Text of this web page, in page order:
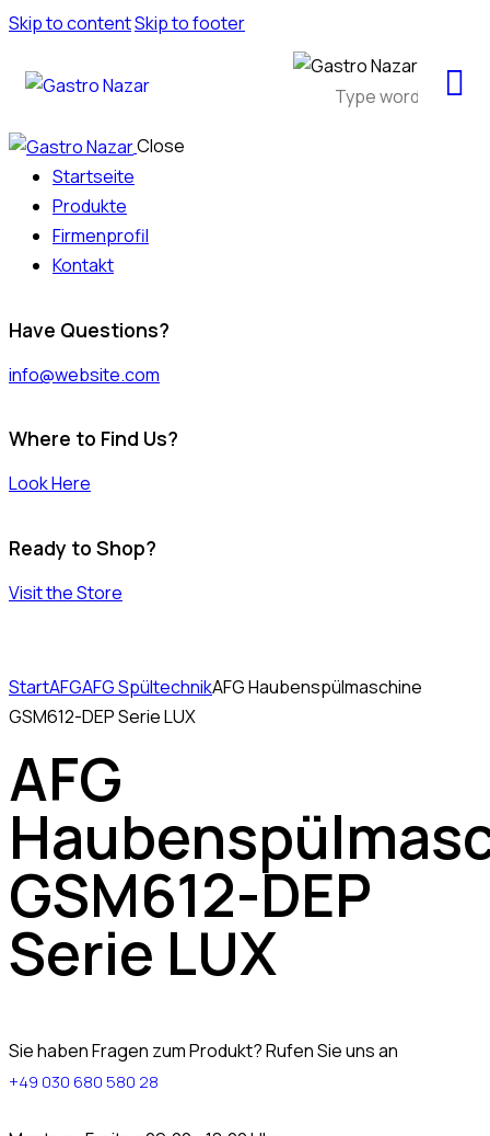
Skip to contentSkip to footer
Close
Startseite
Produkte
Firmenprofil
Kontakt
Have Questions?
info@website.com
Where to Find Us?
Look Here
Ready to Shop?
Visit the Store
StartAFGAFG SpültechnikAFG Haubenspülmaschine
GSM612-DEP Serie LUX
AFG
GSM612-DEP
Serie LUX
Sie haben Fragen zum Produkt? Rufen Sie uns an
+49 030 680 580 28